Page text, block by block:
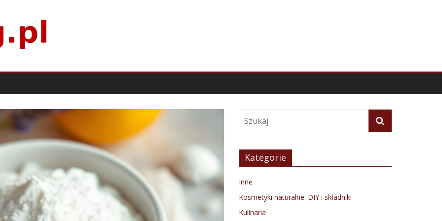
Kategorie
Inne
Kosmetyki naturalne: DIY i składniki
Kulinaria